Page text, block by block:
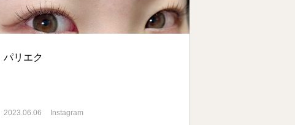
パリエク
2023.06.06 Instagram